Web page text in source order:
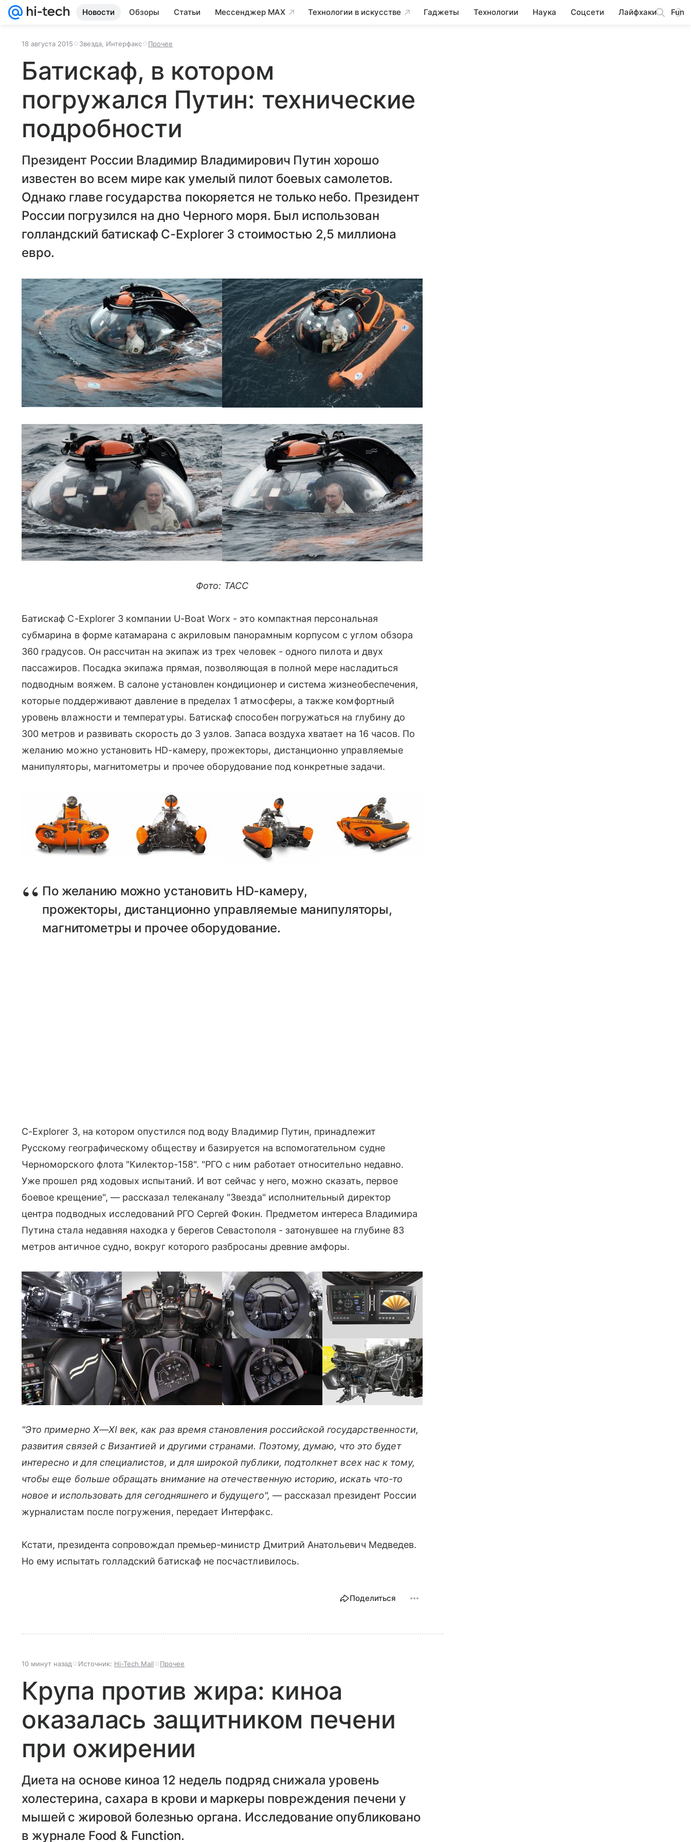
Новости Обзоры Статьи Мессенджер MAX Технологии в искусстве Гаджеты Технологии Наука Соцсети Лайфхаки Fun
18 августа 2015 Звезда, Интерфакс Прочее
Батискаф, в котором
погружался Путин: технические
подробности
Президент России Владимир Владимирович Путин хорошо
известен во всем мире как умелый пилот боевых самолетов.
Однако главе государства покоряется не только небо. Президент
России погрузился на дно Черного моря. Был использован
голландский батискаф C-Explorer 3 стоимостью 2,5 миллиона
евро.
Фото: ТАСС
Батискаф C-Explorer 3 компании U-Boat Worx - это компактная персональная
субмарина в форме катамарана с акриловым панорамным корпусом с углом обзора
360 градусов. Он рассчитан на экипаж из трех человек - одного пилота и двух
пассажиров. Посадка экипажа прямая, позволяющая в полной мере насладиться
подводным вояжем. В салоне установлен кондиционер и система жизнеобеспечения,
которые поддерживают давление в пределах 1 атмосферы, а также комфортный
уровень влажности и температуры. Батискаф способен погружаться на глубину до
300 метров и развивать скорость до 3 узлов. Запаса воздуха хватает на 16 часов. По
желанию можно установить HD-камеру, прожекторы, дистанционно управляемые
манипуляторы, магнитометры и прочее оборудование под конкретные задачи.
По желанию можно установить HD-камеру,
прожекторы, дистанционно управляемые манипуляторы,
магнитометры и прочее оборудование.
C-Explorer 3, на котором опустился под воду Владимир Путин, принадлежит
Русскому географическому обществу и базируется на вспомогательном судне
Черноморского флота "Килектор-158". "РГО с ним работает относительно недавно.
Уже прошел ряд ходовых испытаний. И вот сейчас у него, можно сказать, первое
боевое крещение", — рассказал телеканалу "Звезда" исполнительный директор
центра подводных исследований РГО Сергей Фокин. Предметом интереса Владимира
Путина стала недавняя находка у берегов Севастополя - затонувшее на глубине 83
метров античное судно, вокруг которого разбросаны древние амфоры.
"Это примерно X—XI век, как раз время становления российской государственности,
развития связей с Византией и другими странами. Поэтому, думаю, что это будет
интересно и для специалистов, и для широкой публики, подтолкнет всех нас к тому,
чтобы еще больше обращать внимание на отечественную историю, искать что-то
новое и использовать для сегодняшнего и будущего", — рассказал президент России
журналистам после погружения, передает Интерфакс.
Кстати, президента сопровождал премьер-министр Дмитрий Анатольевич Медведев.
Но ему испытать голладский батискаф не посчастливилось.
Поделиться
10 минут назад Источник: Hi-Tech Mail Прочее
Крупа против жира: киноа
оказалась защитником печени
при ожирении
Диета на основе киноа 12 недель подряд снижала уровень
холестерина, сахара в крови и маркеры повреждения печени у
мышей с жировой болезнью органа. Исследование опубликовано
в журнале Food & Function.